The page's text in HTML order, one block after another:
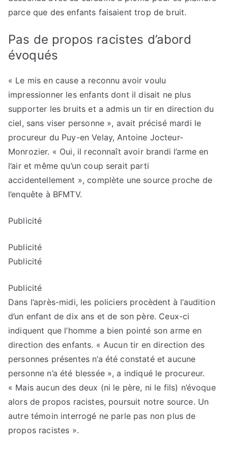
parce que des enfants faisaient trop de bruit.
Pas de propos racistes d’abord
évoqués
« Le mis en cause a reconnu avoir voulu
impressionner les enfants dont il disait ne plus
supporter les bruits et a admis un tir en direction du
ciel, sans viser personne », avait précisé mardi le
procureur du Puy-en Velay, Antoine Jocteur-
Monrozier. « Oui, il reconnaît avoir brandi l’arme en
l’air et même qu’un coup serait parti
accidentellement », complète une source proche de
l’enquête à BFMTV.
Publicité
Publicité
Publicité
Publicité
Dans l’après-midi, les policiers procèdent à l’audition
d’un enfant de dix ans et de son père. Ceux-ci
indiquent que l’homme a bien pointé son arme en
direction des enfants. « Aucun tir en direction des
personnes présentes n’a été constaté et aucune
personne n’a été blessée », a indiqué le procureur.
« Mais aucun des deux (ni le père, ni le fils) n’évoque
alors de propos racistes, poursuit notre source. Un
autre témoin interrogé ne parle pas non plus de
propos racistes ».